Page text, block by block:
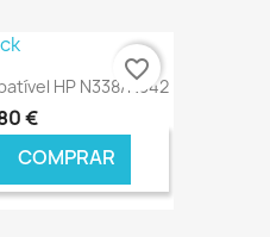
€ ONLINE
HP N338/N342
€
COMPRAR
favorite_border